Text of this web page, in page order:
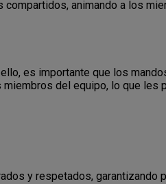
animando a los
es importante que los
del equipo, lo que les
y respetados, garantizando